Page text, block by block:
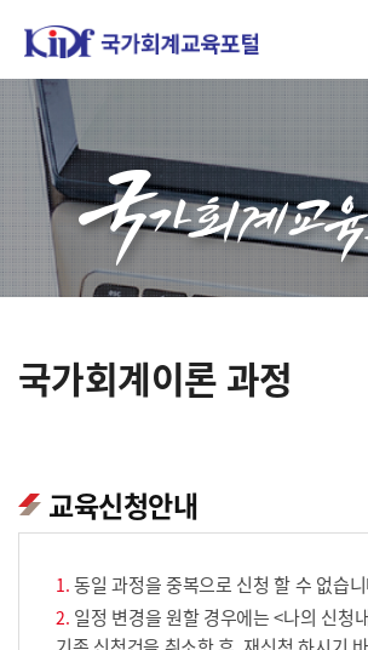
홈페이지가 새롭게 개편되었습니다.
한국조세재정연구원홈페이지가 새롭게
국가회계이론 과정
교육신청안내
동일 과정을 중복으로 신청 할 수 없습
일정 변경을 원할 경우에는 <나의 신청